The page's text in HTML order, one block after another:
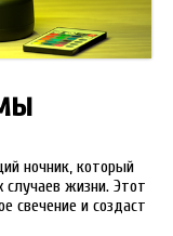
ночник, который
жизни. Этот
свечение и создаст